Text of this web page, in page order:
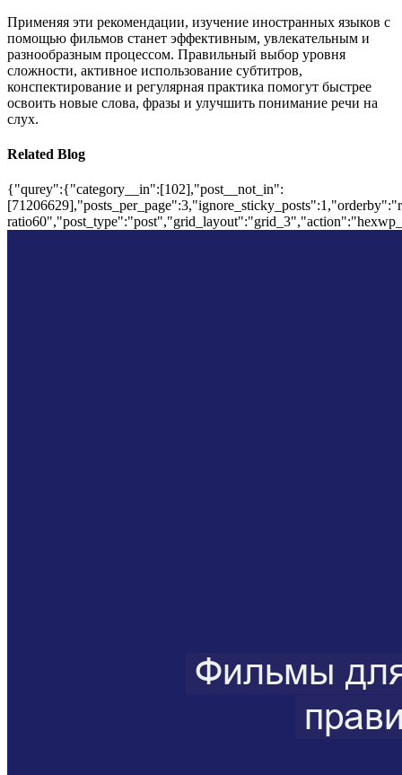
Применяя эти рекомендации, изучение иностранных языков с
помощью фильмов станет эффективным, увлекательным и
разнообразным процессом. Правильный выбор уровня
сложности, активное использование субтитров,
конспектирование и регулярная практика помогут быстрее
освоить новые слова, фразы и улучшить понимание речи на
слух.
Related Blog
{"qurey":{"category__in":[102],"post__not_in":